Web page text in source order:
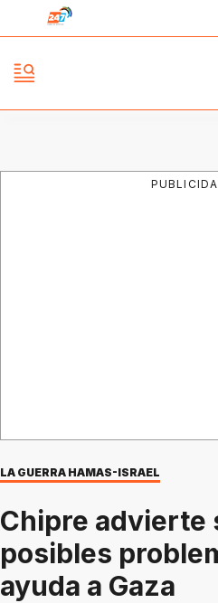
LA GUERRA HAMAS-ISRAEL
Chipre advierte
posibles
ayuda a Gaza